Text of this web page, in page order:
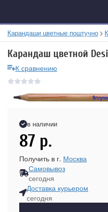
Карандаши цветные поштучно
Карандаш цветной
К сравнению
в наличии
87 р.
Получить в г. Москва
Самовывоз
сегодня
Доставка курьером
сегодня